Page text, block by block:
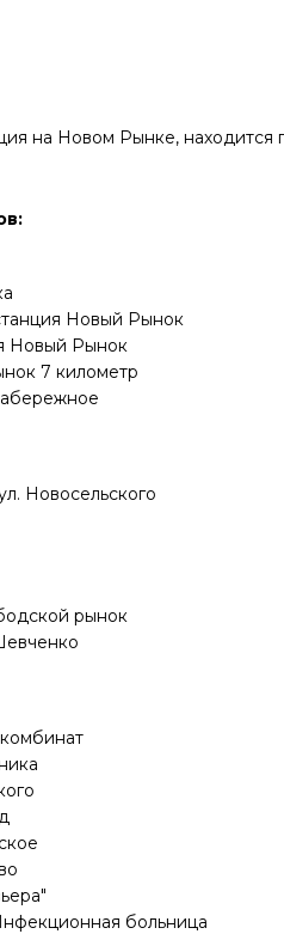
на Новом Рынке,
Новый Рынок
Новый Рынок
7 километр
Новосельского
рынок
больница